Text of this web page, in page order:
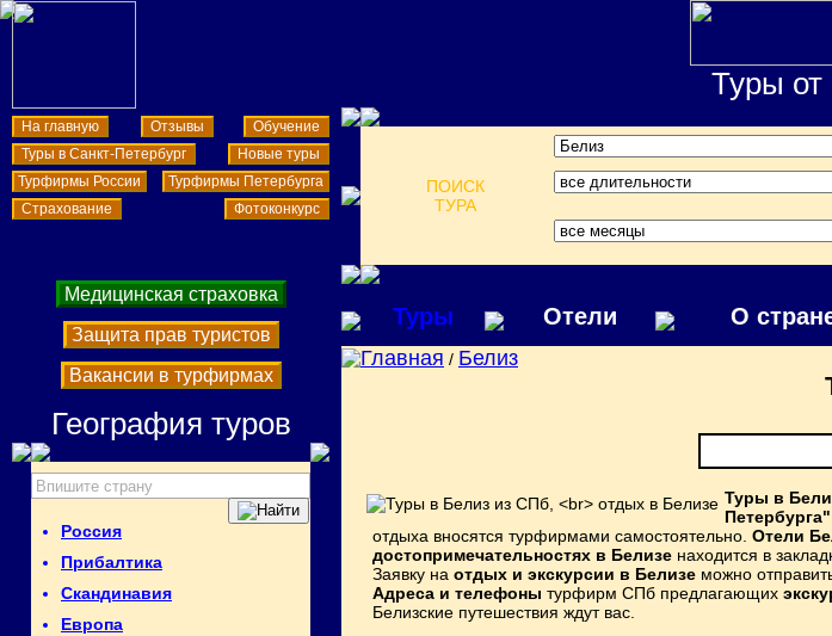
Туры от
На главную Отзывы
Обучение
Туры в Санкт-Петербург
Новые туры
Турфирмы России
Турфирмы Петербурга
Страхование
Фотоконкурс
ПОИСК
ТУРА
Медицинская страховка
Защита прав туристов
Вакансии в турфирмах
География туров
Россия
Прибалтика
Скандинавия
Европа
Туры Отели О
Главная / Белиз
Туры в
Петербурга"
отдыха вносятся турфирмами самостоятельно. Отели
достопримечательностях в Белизе находится в
Заявку на отдых и экскурсии в Белизе можно
Адреса и телефоны турфирм СПб предлагающих
Белизские путешествия ждут вас.